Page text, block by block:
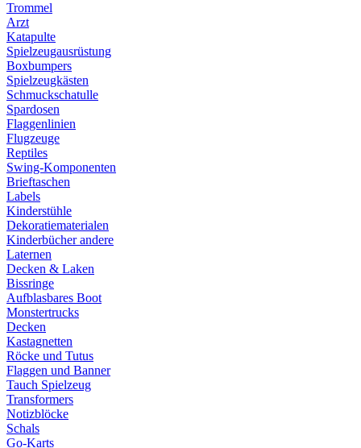
Trommel
Arzt
Katapulte
Spielzeugausrüstung
Boxbumpers
Spielzeugkästen
Schmuckschatulle
Spardosen
Flaggenlinien
Flugzeuge
Reptiles
Swing-Komponenten
Brieftaschen
Labels
Kinderstühle
Dekoratiematerialen
Kinderbücher andere
Laternen
Decken & Laken
Bissringe
Aufblasbares Boot
Monstertrucks
Decken
Kastagnetten
Röcke und Tutus
Flaggen und Banner
Tauch Spielzeug
Transformers
Notizblöcke
Schals
Go-Karts